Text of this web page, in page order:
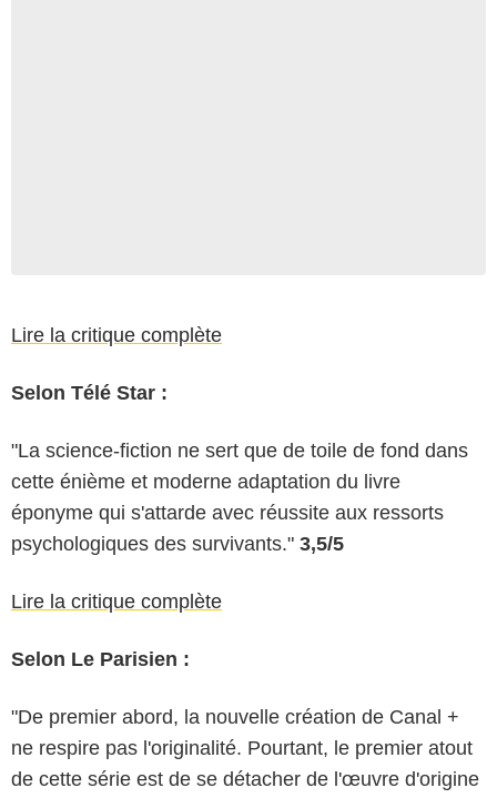
Lire la critique complète
Selon Télé Star :
"La science-fiction ne sert que de toile de fond dans
cette énième et moderne adaptation du livre
éponyme qui s'attarde avec réussite aux ressorts
psychologiques des survivants." 3,5/5
Lire la critique complète
Selon Le Parisien :
"De premier abord, la nouvelle création de Canal +
ne respire pas l'originalité. Pourtant, le premier atout
de cette série est de se détacher de l'œuvre d'origine